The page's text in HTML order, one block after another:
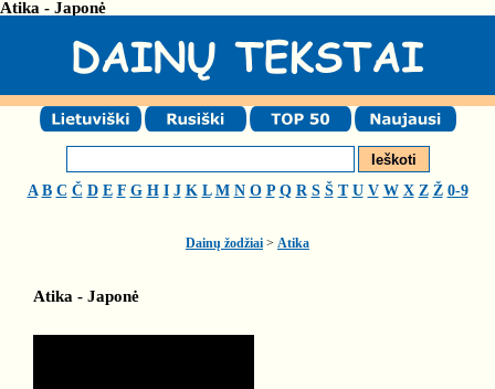
Atika - Japonė
A B C Č D E F G H I J K L M N O P Q R S Š T U V W X Z Ž 0-9
Dainų žodžiai > Atika
Atika - Japonė